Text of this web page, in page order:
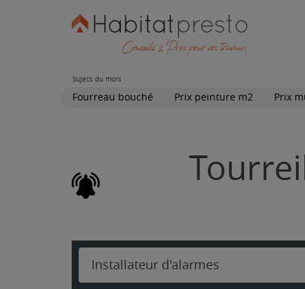
Sujets du mois
Fourreau bouché Prix peinture m2 Prix
Installateur d'alarmes